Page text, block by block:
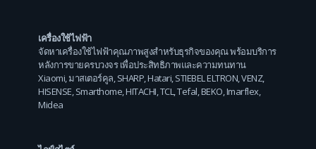
เครื่องใช้ไฟฟ้า
จัดหาเครื่องใช้ไฟฟ้าคุณภาพสูงสำหรับธุรกิจของคุณ พร้อมบริการ
หลังการขายครบวงจร เพื่อประสิทธิภาพและความทนทาน
Xiaomi,มาสเตอร์คูล,SHARP,Hatari,STIEBEL ELTRON,VENZ,
HISENSE,Smarthome,HITACHI,TCL,Tefal,BEKO,Imarflex,
Midea